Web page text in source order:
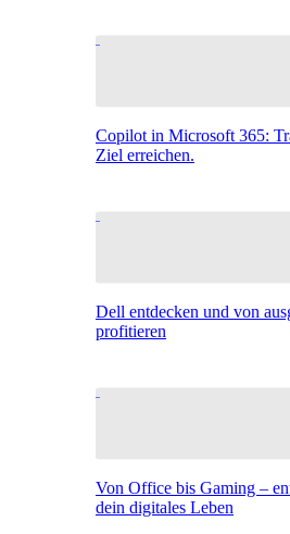
Copilot in Microsoft 365:
Ziel erreichen.
Dell entdecken und von
profitieren
Von Office bis Gaming –
dein digitales Leben